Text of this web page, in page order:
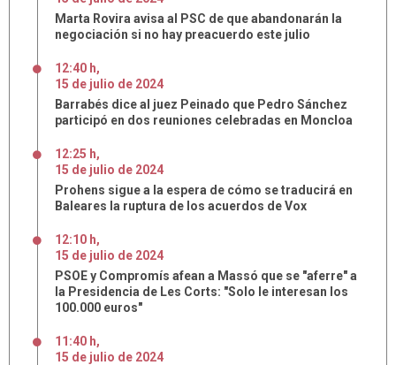
Marta Rovira avisa al PSC de que abandonarán la
negociación si no hay preacuerdo este julio
12:40 h,
15 de julio de 2024
Barrabés dice al juez Peinado que Pedro Sánchez
participó en dos reuniones celebradas en Moncloa
12:25 h,
15 de julio de 2024
Prohens sigue a la espera de cómo se traducirá en
Baleares la ruptura de los acuerdos de Vox
12:10 h,
15 de julio de 2024
PSOE y Compromís afean a Massó que se "aferre" a
la Presidencia de Les Corts: "Solo le interesan los
100.000 euros"
11:40 h,
15 de julio de 2024